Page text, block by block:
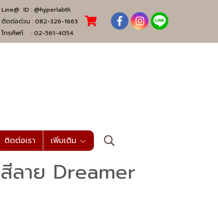
Line@ ID : @hyperlabth
ติดต่อด่วน : 082-326-1663
โทรศัพท์ : 02-561-4054
ติดต่อเรา เพิ่มเติม
าย Dreamer